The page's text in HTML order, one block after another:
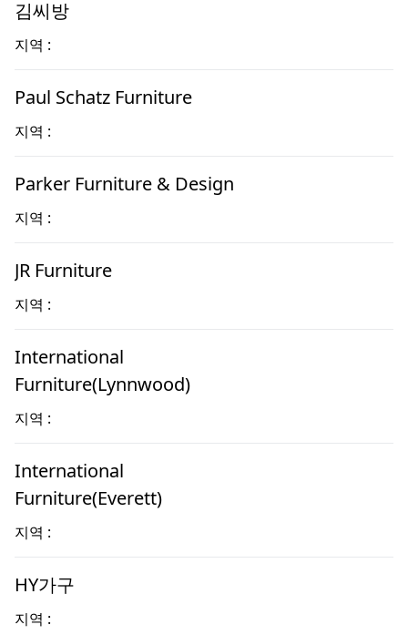
김씨방
지역 :
Paul Schatz Furniture
지역 :
Parker Furniture & Design
지역 :
JR Furniture
지역 :
International
Furniture(Lynnwood)
지역 :
International
Furniture(Everett)
지역 :
HY가구
지역 :